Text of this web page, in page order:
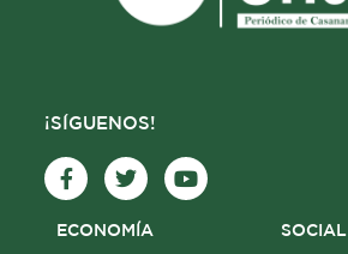
¡SÍGUENOS!
F
a
c
e
T
w
i
t
Y
o
u
ECONOMÍA SOCIAL